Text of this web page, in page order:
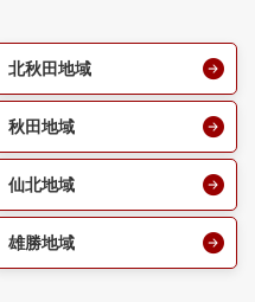
北秋田地域
秋田地域
仙北地域
雄勝地域